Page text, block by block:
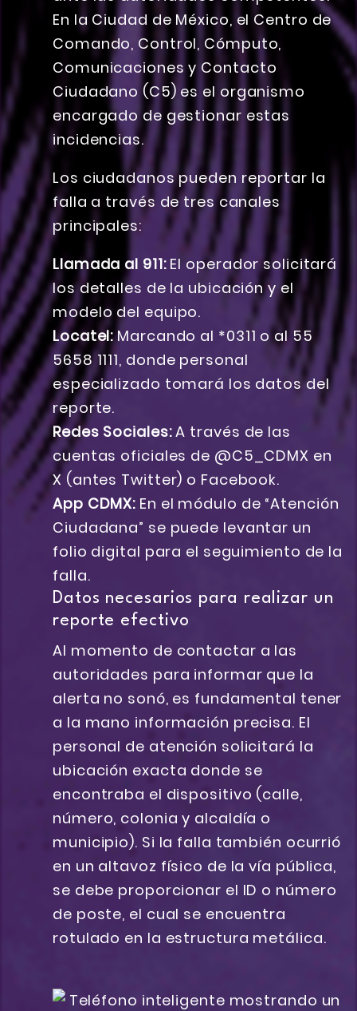
En la Ciudad de México, el Centro de
Comando, Control, Cómputo,
Comunicaciones y Contacto
Ciudadano (C5) es el organismo
encargado de gestionar estas
incidencias.
Los ciudadanos pueden reportar la
falla a través de tres canales
principales:
Llamada al 911:El operador solicitará
los detalles de la ubicación y el
modelo del equipo.
Locatel:Marcando al *0311 o al 55
5658 1111, donde personal
especializado tomará los datos del
reporte.
Redes Sociales:A través de las
cuentas oficiales de @C5_CDMX en
X (antes Twitter) o Facebook.
App CDMX: En el módulo de “Atención
Ciudadana” se puede levantar un
folio digital para el seguimiento de la
falla.
Datos necesarios para realizar un
reporte efectivo
Al momento de contactar a las
autoridades para informar que la
alerta no sonó, es fundamental tener
a la mano información precisa. El
personal de atención solicitará la
ubicación exacta donde se
encontraba el dispositivo (calle,
número, colonia y alcaldía o
municipio). Si la falla también ocurrió
en un altavoz físico de la vía pública,
se debe proporcionar el ID o número
de poste, el cual se encuentra
rotulado en la estructura metálica.